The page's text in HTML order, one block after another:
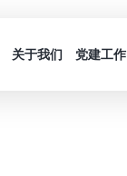
关于我们 党建工作